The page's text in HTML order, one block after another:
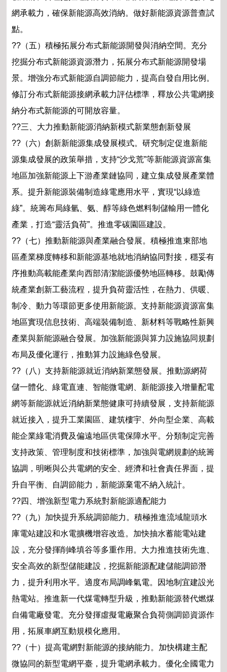
網承載力，確保新能源高效消納。做好新能源資源普查試
點。
??（五）積極拓展分布式新能源開發與消納空間。充分
挖掘分布式新能源資源潛力，拓展分布式新能源開發場
景。增強分布式新能源自調節能力，提高自發自用比例。
修訂分布式新能源接網承載力評估標準，釋放公共電網接
納分布式新能源的可開放容量。
??三、大力推動新能源消納新模式新業態創新發展
??（六）創新新能源集成發展模式。研究制定促進新能
源集成發展的政策舉措，支持“沙戈荒”等新能源資源富集
地區加強新能源上下游產業鏈協同，建立集成發展產業體
系。提升新能源裝備制造綠電應用水平，實現“以綠造
綠”。統籌布局綠氫、氨、醇等綠色燃料制儲輸用一體化
產業，打造“靈活負荷”。推進零碳園區建設。
??（七）推動新能源與產業融合發展。積極推進東部地
區產業梯度轉移和新能源基地就地消納協同對接，穩妥有
序推動高載能產業向西部清潔能源優勢地區轉移。鼓勵傳
統產業創新工藝流程，提升負荷靈活性，在熱力、供暖、
制冷、動力等環節更多使用新能源。支持新能源資源富集
地區實現信息技術、高端裝備制造、新材料等戰略性新興
產業與新能源融合發展。加強新能源與算力設施協同規劃
布局及優化運行，推動算力設施綠色發展。
??（八）支持新能源就近消納新業態發展。推動源網荷
儲一體化、綠電直連、智能微電網、新能源接入增量配電
網等新能源就近消納新業態健康可持續發展，支持新能源
就近接入，提升工業園區、建筑樓宇、外向型企業、高載
能企業綠電消費及偏遠地區供電保障水平。分類制定完善
支持政策、管理制度和技術標準，加強與電網規劃的統籌
協調，明晰與公共電網的安全、經濟和社會責任界面，提
升自平衡、自調節能力，新能源棄電不納入統計。
??四、增強新型電力系統對新能源適配能力
??（九）加快提升系統調節能力。積極推進流域龍頭水
庫電站建設和水電擴機增容改造。加快抽水蓄能電站建
設，充分發揮削峰填谷等多重作用。大力推進技術先進、
安全高效的新型儲能建設，挖掘新能源配建儲能調節潛
力，提升利用水平。適度布局調峰氣電。因地制宜建設光
熱電站。推進新一代煤電轉型升級，推動新能源替代燃煤
自備電廠發電。充分發揮虛擬電廠聚合負荷側調節資源作
用，拓展車網互動規模化應用。
??（十）提高電網對新能源的接納能力。加快構建主配
微協同的新型電網平臺，提升電網承載力。優化全國電力